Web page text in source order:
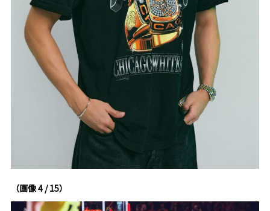
（画像 4 / 15）